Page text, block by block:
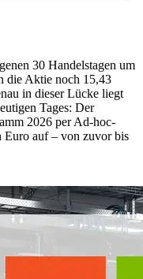
30 Handelstagen um
die Aktie noch 15,43
in dieser Lücke liegt
Tages: Der
2026 per Ad-hoc-
auf – von zuvor bis